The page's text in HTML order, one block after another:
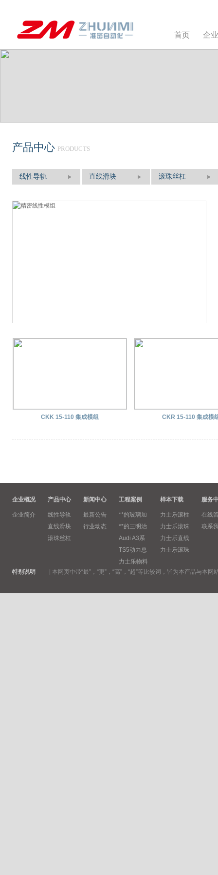
首页 企
产品中心 PRODUCTS
线性导轨 直线滑块 滚珠丝杠
CKK 15-110 集成模组 CKR 15-110 集成模
企业概况
企业简介
产品中心
线性导轨
直线滑块
滚珠丝杠
新闻中心
最新公告
行业动态
工程案例
**的玻璃加
**的三明治
Audi A3系
TS5动力总
力士乐物料
样本下载
力士乐滚柱
力士乐滚珠
力士乐直线
力士乐滚珠
服务
在线
联系
特别说明 本网页中带“最”，“更”，“高”，“超”等比较词，皆为本产品与本网